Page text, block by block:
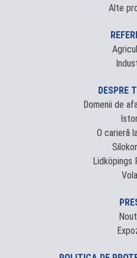
Alte
DESPRE
Domenii de
O carieră
Lidköpings